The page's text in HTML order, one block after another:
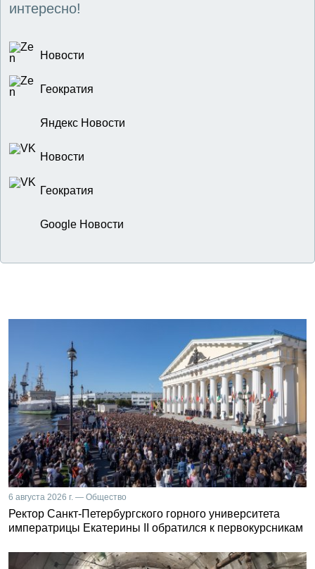
интересно!
Новости
Геократия
Яндекс Новости
Новости
Геократия
Google Новости
6 августа 2026 г. — Общество
Ректор Санкт-Петербургского горного университета
императрицы Екатерины II обратился к первокурсникам